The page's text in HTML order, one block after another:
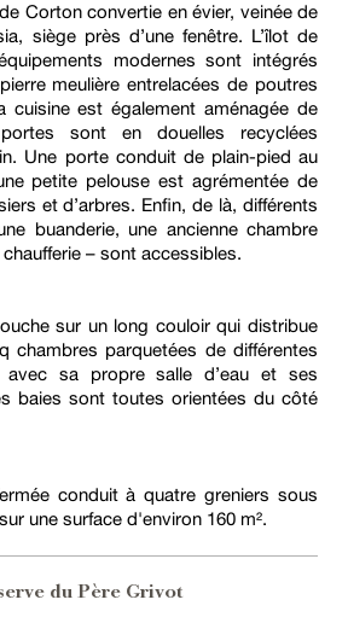
Corton convertie en évier, veinée de
siège près d’une fenêtre. L’îlot de
modernes sont intégrés
meulière entrelacées de poutres
cuisine est également aménagée de
sont en douelles recyclées
Une porte conduit de plain-pied au
petite pelouse est agrémentée de
et d’arbres. Enfin, de là, différents
buanderie, une ancienne chambre
– sont accessibles.
sur un long couloir qui distribue
chambres parquetées de différentes
avec sa propre salle d’eau et ses
baies sont toutes orientées du côté
conduit à quatre greniers sous
une surface d'environ 160 m².
du Père Grivot